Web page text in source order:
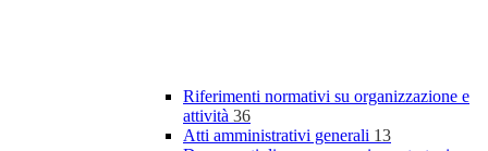
Riferimenti normativi su organizzazione e
attività 36
Atti amministrativi generali 13